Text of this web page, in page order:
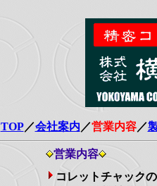
TOP／会社案内 ／営業内容／
営業内容
コレットチャック